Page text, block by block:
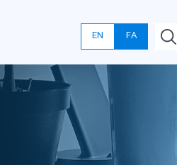
FA
EN